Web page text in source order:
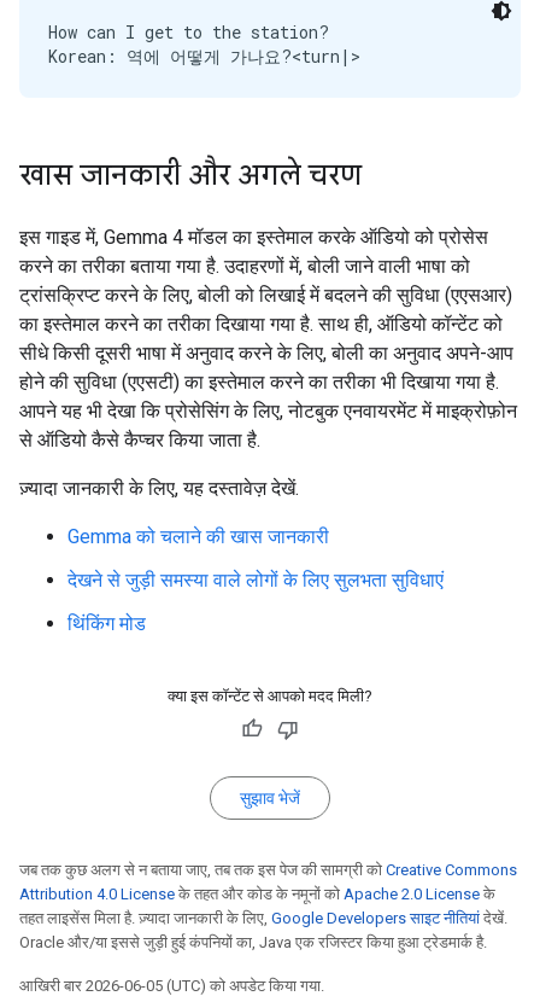
How can I get to the station?
खास जानकारी और अगले चरण
इस गाइड में, Gemma 4 मॉडल का इस्तेमाल करके ऑडियो को प्रोसेस
करने का तरीका बताया गया है. उदाहरणों में, बोली जाने वाली भाषा को
ट्रांसक्रिप्ट करने के लिए, बोली को लिखाई में बदलने की सुविधा (एएसआर)
का इस्तेमाल करने का तरीका दिखाया गया है. साथ ही, ऑडियो कॉन्टेंट को
सीधे किसी दूसरी भाषा में अनुवाद करने के लिए, बोली का अनुवाद अपने-आप
होने की सुविधा (एएसटी) का इस्तेमाल करने का तरीका भी दिखाया गया है.
आपने यह भी देखा कि प्रोसेसिंग के लिए, नोटबुक एनवायरमेंट में माइक्रोफ़ोन
से ऑडियो कैसे कैप्चर किया जाता है.
ज़्यादा जानकारी के लिए, यह दस्तावेज़ देखें.
Gemma को चलाने की खास जानकारी
देखने से जुड़ी समस्या वाले लोगों के लिए सुलभता सुविधाएं
थिंकिंग मोड
क्या इस कॉन्टेंट से आपको मदद मिली?
सुझाव भेजें
जब तक कुछ अलग से न बताया जाए, तब तक इस पेज की सामग्री को Creative Commons
Attribution 4.0 License के तहत और कोड के नमूनों को Apache 2.0 License के
तहत लाइसेंस मिला है. ज़्यादा जानकारी के लिए, Google Developers साइट नीतियां देखें.
Oracle और/या इससे जुड़ी हुई कंपनियों का, Java एक रजिस्टर किया हुआ ट्रेडमार्क है.
आखिरी बार 2026-06-05 (UTC) को अपडेट किया गया.